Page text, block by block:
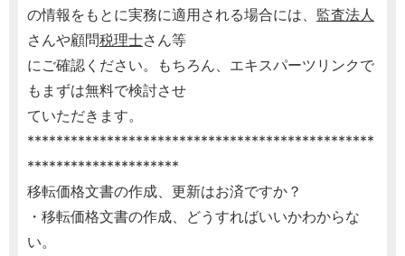
の情報をもとに実務に適用される場合には、 監査法人
さんや顧問税理士さん等
にご確認ください。もちろん、エキスパーツリンクで
もまずは無料で検討させ
ていただきます。
************************************************
*********************
移転価格文書の作成、更新はお済ですか？
・移転価格文書の作成、どうすればいいかわからな
い。